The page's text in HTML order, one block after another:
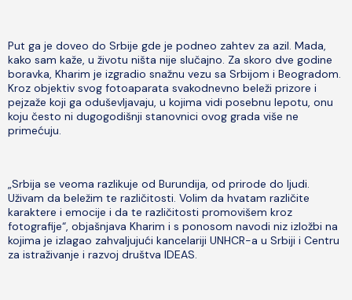
Put ga je doveo do Srbije gde je podneo zahtev za azil. Mada,
kako sam kaže, u životu ništa nije slučajno. Za skoro dve godine
boravka, Kharim je izgradio snažnu vezu sa Srbijom i Beogradom.
Kroz objektiv svog fotoaparata svakodnevno beleži prizore i
pejzaže koji ga oduševljavaju, u kojima vidi posebnu lepotu, onu
koju često ni dugogodišnji stanovnici ovog grada više ne
primećuju.
„Srbija se veoma razlikuje od Burundija, od prirode do ljudi.
Uživam da beležim te različitosti. Volim da hvatam različite
karaktere i emocije i da te različitosti promovišem kroz
fotografije“, objašnjava Kharim i s ponosom navodi niz izložbi na
kojima je izlagao zahvaljujući kancelariji UNHCR-a u Srbiji i Centru
za istraživanje i razvoj društva IDEAS.